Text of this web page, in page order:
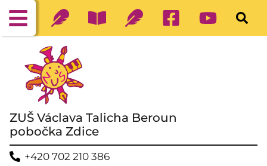
ZUŠ Václava Talicha Beroun
pobočka Zdice
+420 702 210 386